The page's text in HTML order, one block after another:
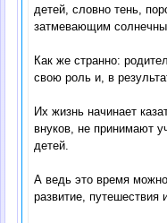
детей, словно тень,
затмевающим
Как же странно:
свою роль и, в
Их жизнь начинает
внуков, не принимают
детей.
А ведь это время
развитие, путешествия